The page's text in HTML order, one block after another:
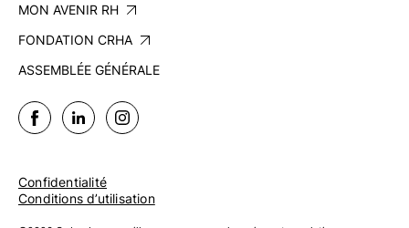
MON AVENIR RH
FONDATION CRHA
ASSEMBLÉE GÉNÉRALE
Confidentialité
Conditions d’utilisation